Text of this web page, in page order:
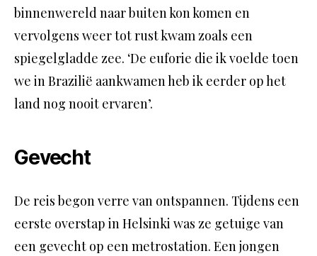
binnenwereld naar buiten kon komen en
vervolgens weer tot rust kwam zoals een
spiegelgladde zee. ‘De euforie die ik voelde toen
we in Brazilië aankwamen heb ik eerder op het
land nog nooit ervaren’.
Gevecht
De reis begon verre van ontspannen. Tijdens een
eerste overstap in Helsinki was ze getuige van
een gevecht op een metrostation. Een jongen